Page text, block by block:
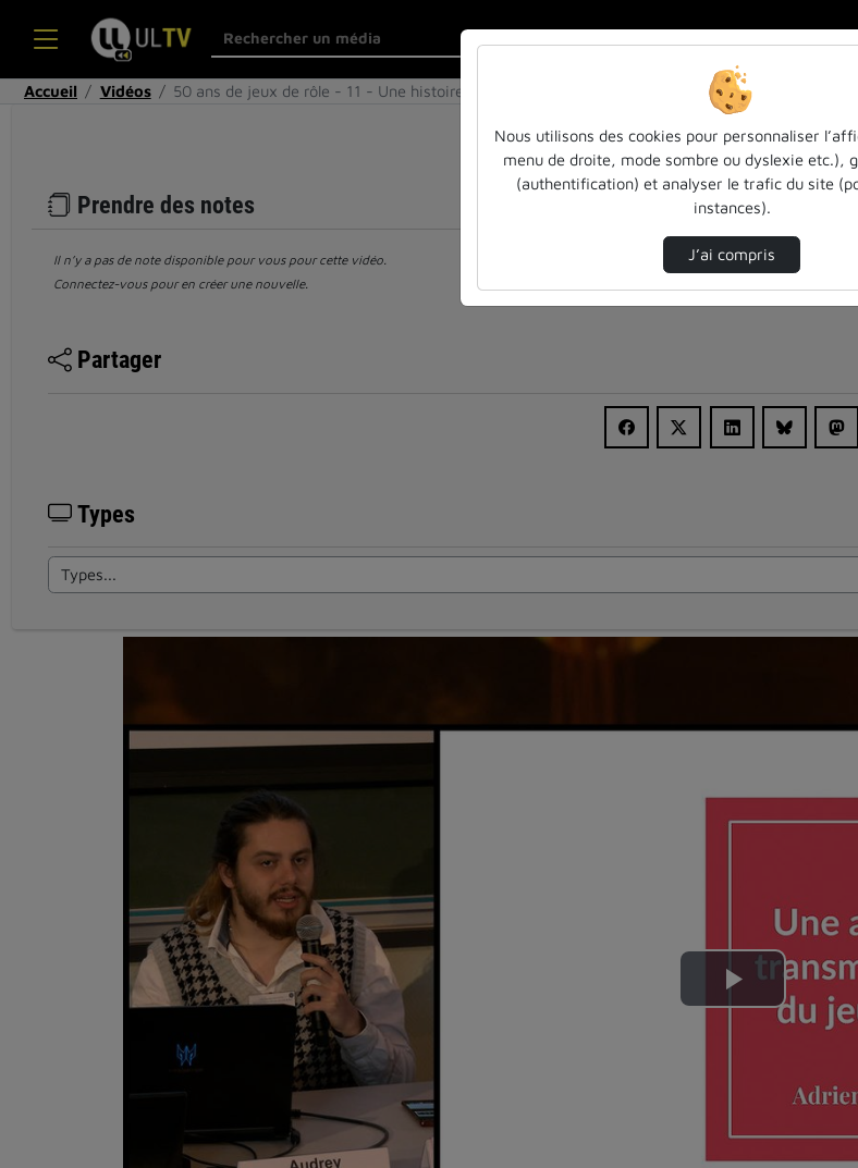
Accueil Vidéos 50 ans de jeux de rôle - 11 - Une histoire t…
Prendre des notes
Il n’y a pas de note disponible pour vous pour cette vidéo.
Connectez-vous pour en créer une nouvelle.
Partager
Types
Lire
vidéo
Nous utilisons des cookies pour personnaliser
menu de droite, mode sombre ou dyslexie etc.),
(authentification) et analyser le trafic du site
instances).
J’ai compris